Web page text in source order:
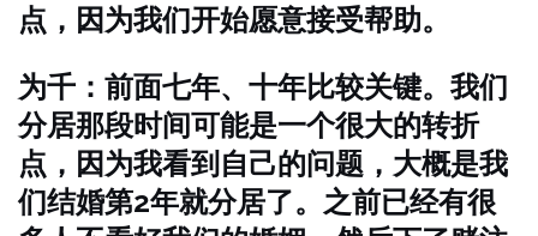
点，因为我们开始愿意接受帮助。
为千：前面七年、十年比较关键。我们
分居那段时间可能是一个很大的转折
点，因为我看到自己的问题，大概是我
们结婚第2年就分居了。之前已经有很